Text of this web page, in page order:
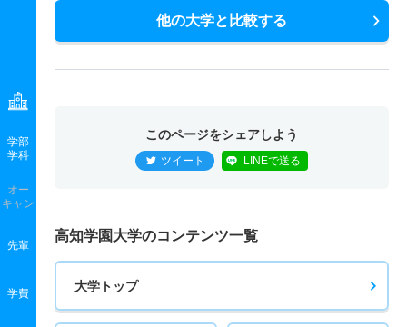
学部
学科
オー
キャン
先輩
学費
他の大学と比較する
このページをシェアしよう
ツイート LINEで送る
高知学園大学のコンテンツ一覧
大学トップ